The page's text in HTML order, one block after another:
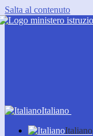
Salta al contenuto
Italiano
Italiano